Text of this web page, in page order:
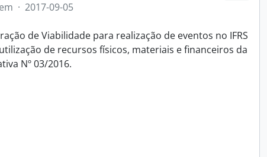
· 2017-09-05
de Viabilidade para realização de eventos no IFRS
de recursos físicos, materiais e financeiros da
Nº 03/2016.